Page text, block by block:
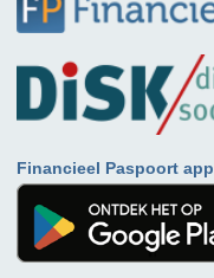
Financieel Paspoort app